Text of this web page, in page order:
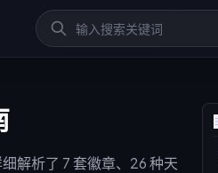
解析了 7 套徽章、26 种天